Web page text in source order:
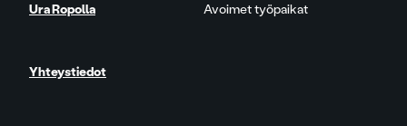
Ura Ropolla Avoimet työpaikat
Yhteystiedot